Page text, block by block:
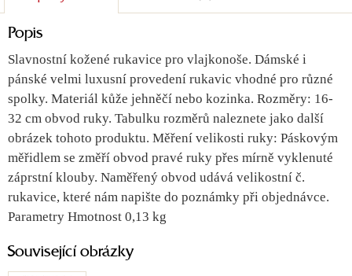
Popis
Slavnostní kožené rukavice pro vlajkonoše. Dámské i
pánské velmi luxusní provedení rukavic vhodné pro různé
spolky. Materiál kůže jehněčí nebo kozinka. Rozměry: 16-
32 cm obvod ruky. Tabulku rozměrů naleznete jako další
obrázek tohoto produktu. Měření velikosti ruky: Páskovým
měřidlem se změří obvod pravé ruky přes mírně vyklenuté
záprstní klouby. Naměřený obvod udává velikostní č.
rukavice, které nám napište do poznámky při objednávce.
Parametry Hmotnost 0,13 kg
Související obrázky